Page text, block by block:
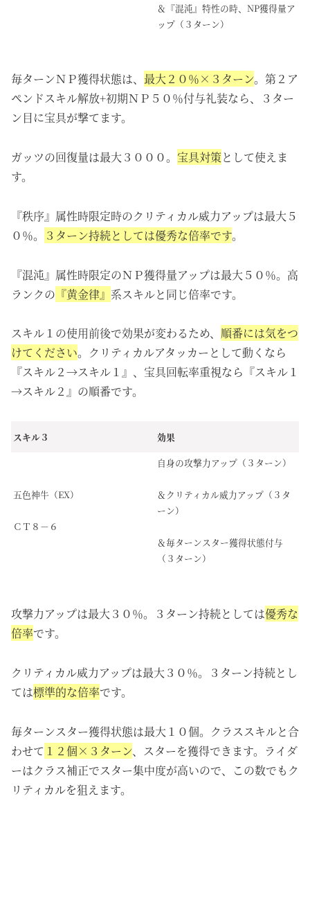
＆『混沌』特性の時、NP獲得量ア
ップ（３ターン）
毎ターンＮＰ獲得状態は、 最大２０％×３ターン。第２ア
ペンドスキル解放+初期ＮＰ５０％付与礼装なら、３ター
ン目に宝具が撃てます。
ガッツの回復量は最大３０００。 宝具対策として使えま
す。
『秩序』属性時限定時のクリティカル威力アップは最大５
０％。
３ターン持続としては優秀な倍率です。
『混沌』属性時限定のＮＰ獲得量アップは最大５０％。高
ランクの 『黄金律』 系スキルと同じ倍率です。
スキル１の使用前後で効果が変わるため、 順番には気をつ
けてください。クリティカルアタッカーとして動くなら
『スキル２→スキル１』、宝具回転率重視なら『スキル１
→スキル２』の順番です。
スキル３ 効果
五色神牛（EX）
ＣＴ８－６
自身の攻撃力アップ（３ターン）
＆クリティカル威力アップ（３タ
ーン）
＆毎ターンスター獲得状態付与
（３ターン）
攻撃力アップは最大３０％。３ターン持続としては優秀な
倍率です。
クリティカル威力アップは最大３０％。３ターン持続とし
ては標準的な倍率です。
毎ターンスター獲得状態は最大１０個。クラススキルと合
わせて １２個×３ターン、スターを獲得できます。ライダ
ーはクラス補正でスター集中度が高いので、この数でもク
リティカルを狙えます。